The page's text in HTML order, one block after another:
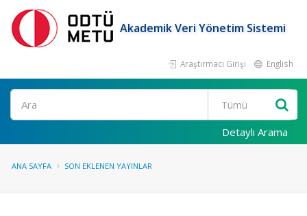
Akademik Veri Yönetim Sistemi
Araştırmacı Girişi English
Ara
Detaylı Arama
ANA SAYFA SON EKLENEN YAYINLAR